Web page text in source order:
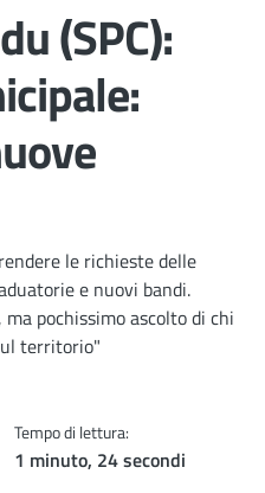
(SPC):
le richieste delle
e nuovi bandi.
pochissimo ascolto di chi
territorio"
Tempo di lettura:
1 minuto, 24 secondi